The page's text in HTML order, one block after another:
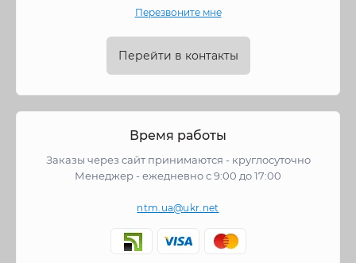
Перезвоните мне
Перейти в контакты
Время работы
Заказы через сайт принимаются - круглосуточно
Менеджер - ежедневно с 9:00 до 17:00
ntm.ua@ukr.net